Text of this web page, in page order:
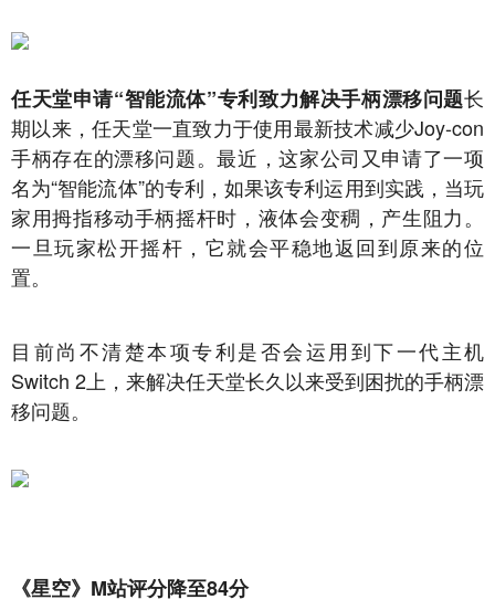
任天堂申请“智能流体”专利致力解决手柄漂移问题长
期以来，任天堂一直致力于使用最新技术减少Joy-con
手柄存在的漂移问题。最近，这家公司又申请了一项
名为“智能流体”的专利，如果该专利运用到实践，当玩
家用拇指移动手柄摇杆时，液体会变稠，产生阻力。
一旦玩家松开摇杆，它就会平稳地返回到原来的位
置。
目前尚不清楚本项专利是否会运用到下一代主机
Switch 2上，来解决任天堂长久以来受到困扰的手柄漂
移问题。
《星空》M站评分降至84分